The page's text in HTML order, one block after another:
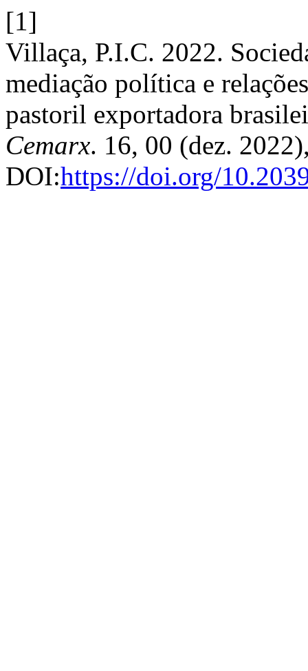
[1]
Villaça, P.I.C. 2022.
mediação política e
pastoril exportadora
Cemarx. 16, 00 (dez.
DOI:https://doi.org/